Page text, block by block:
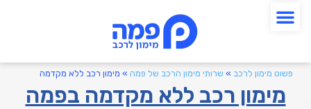
פשוט מימון לרכב » שרותי מימון הרכב של פמה » מימון רכב ללא מקדמה
מימון רכב ללא מקדמה בפמה